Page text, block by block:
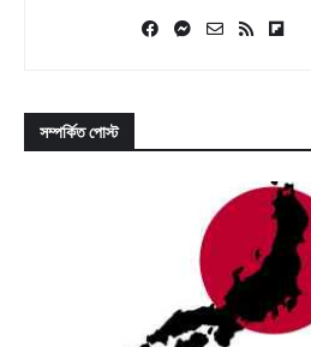
সম্পর্কিত পোস্ট